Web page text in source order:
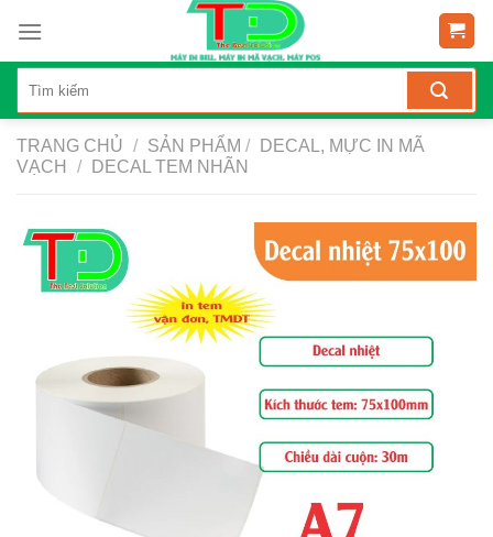
content
TRANG CHỦ / SẢN PHẨM /
DECAL, MỰC IN MÃ
VẠCH
/ DECAL TEM NHÃN